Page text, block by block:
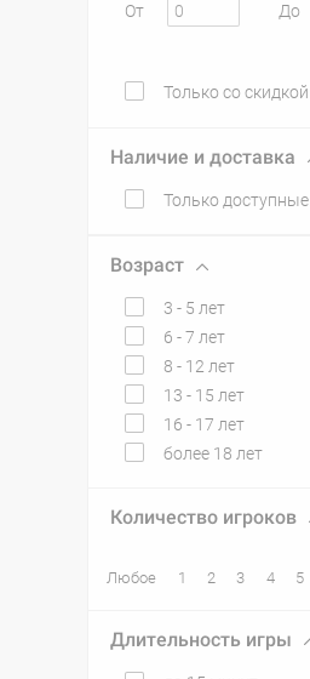
От До
Только со скидкой
Наличие и доставка
Только доступные
Возраст
3 - 5 лет
6 - 7 лет
8 - 12 лет
13 - 15 лет
16 - 17 лет
более 18 лет
Количество игроков
Любое 1 2 3 4 5
Длительность игры